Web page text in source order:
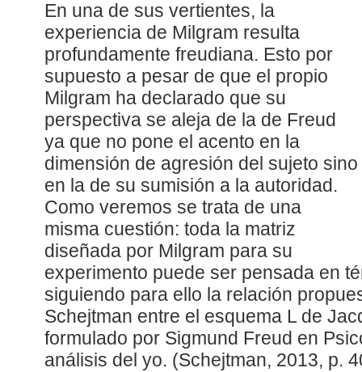
En una de sus vertientes, la
experiencia de Milgram resulta
profundamente freudiana. Esto por
supuesto a pesar de que el propio
Milgram ha declarado que su
perspectiva se aleja de la de Freud
ya que no pone el acento en la
dimensión de agresión del sujeto sino
en la de su sumisión a la autoridad.
Como veremos se trata de una
misma cuestión: toda la matriz
diseñada por Milgram para su
experimento puede ser pensada en
siguiendo para ello la relación
Schejtman entre el esquema L de
formulado por Sigmund Freud en
análisis del yo. (Schejtman, 2013, p.